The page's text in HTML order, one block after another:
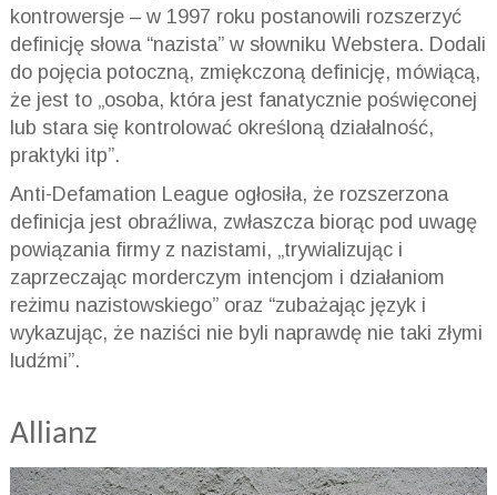
kontrowersje – w 1997 roku postanowili rozszerzyć
definicję słowa “nazista” w słowniku Webstera. Dodali
do pojęcia potoczną, zmiękczoną definicję, mówiącą,
że jest to „osoba, która jest fanatycznie poświęconej
lub stara się kontrolować określoną działalność,
praktyki itp”.
Anti-Defamation League ogłosiła, że rozszerzona
definicja jest obraźliwa, zwłaszcza biorąc pod uwagę
powiązania firmy z nazistami, „trywializując i
zaprzeczając morderczym intencjom i działaniom
reżimu nazistowskiego” oraz “zubażając język i
wykazując, że naziści nie byli naprawdę nie taki złymi
ludźmi”.
Allianz